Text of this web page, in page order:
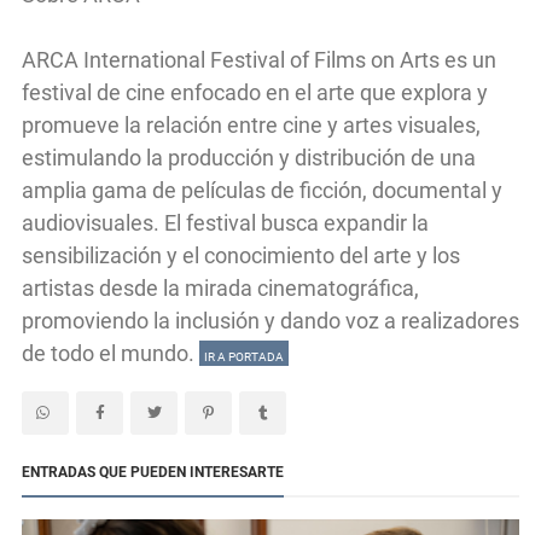
ARCA International Festival of Films on Arts es un
festival de cine enfocado en el arte que explora y
promueve la relación entre cine y artes visuales,
estimulando la producción y distribución de una
amplia gama de películas de ficción, documental y
audiovisuales. El festival busca expandir la
sensibilización y el conocimiento del arte y los
artistas desde la mirada cinematográfica,
promoviendo la inclusión y dando voz a realizadores
de todo el mundo.
IR A PORTADA
ENTRADAS QUE PUEDEN INTERESARTE